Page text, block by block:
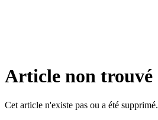
Article non trouvé
Cet article n'existe pas ou a été supprimé.